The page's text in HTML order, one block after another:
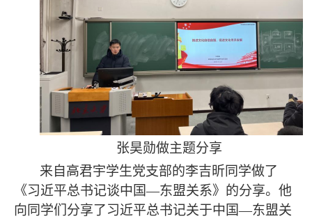
张昊勋做主题分享
来自高君宇学生党支部的李吉昕同学做了
《习近平总书记谈中国—东盟关系》的分享。他
向同学们分享了习近平总书记关于中国—东盟关